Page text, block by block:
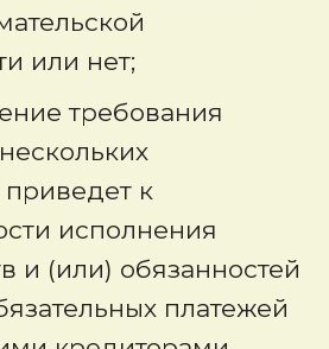
или нет;
требования
к
исполнения
и (или) обязанностей
платежей